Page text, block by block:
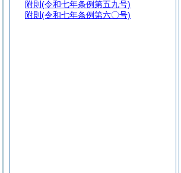
附則 (令和七年条例第五九号)
附則 (令和七年条例第六〇号)